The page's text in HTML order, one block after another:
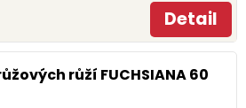
Detail
růží FUCHSIANA 60